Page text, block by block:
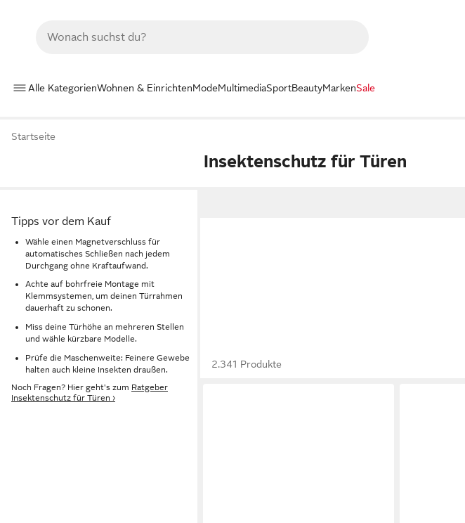
Alle KategorienWohnen & EinrichtenModeMultimediaSportBeautyMarkenSale
Startseite
Insektenschutz für Türen
Tipps vor dem Kauf
Wähle einen Magnetverschluss für
automatisches Schließen nach jedem
Durchgang ohne Kraftaufwand.
Achte auf bohrfreie Montage mit
Klemmsystemen, um deinen Türrahmen
dauerhaft zu schonen.
Miss deine Türhöhe an mehreren Stellen
und wähle kürzbare Modelle.
Prüfe die Maschenweite: Feinere Gewebe
halten auch kleine Insekten draußen.
Noch Fragen? Hier geht's zum Ratgeber
Insektenschutz für Türen ›
2.341 Produkte